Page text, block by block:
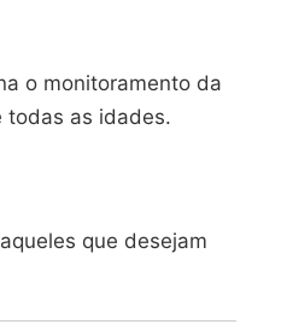
o monitoramento da
todas as idades.
que desejam